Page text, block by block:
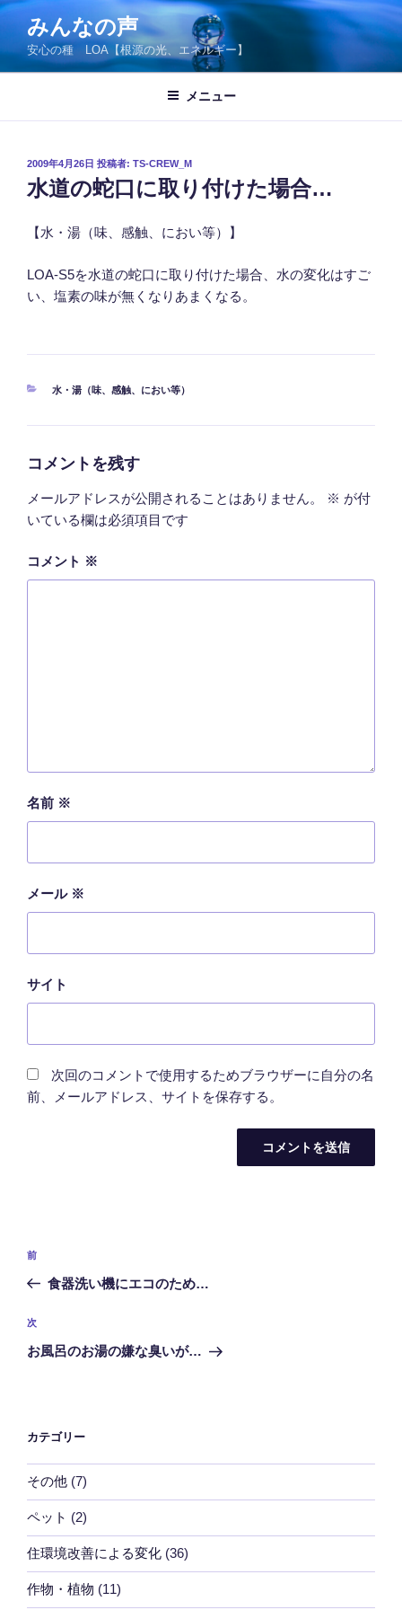
コ
テ
ン
へ
みんなの声
安心の種 LOA【根源の光、エネルギー】
メニュー
投
日:
2009年4月26日 投稿者: TS-CREW_M
水道の蛇口に取り付けた場合…
【水・湯（味、感触、におい等）】
LOA-S5を水道の蛇口に取り付けた場合、水の変化はすご
い、塩素の味が無くなりあまくなる。
カ
水・湯（味、感触、におい等）
コメントを残す
メールアドレスが公開されることはありません。 ※ が付
いている欄は必須項目です
コメント ※
名前 ※
メール ※
サイト
次回のコメントで使用するためブラウザーに自分の名
前、メールアドレス、サイトを保存する。
投
ビ
ゲ
ン
前
の
稿
前
食器洗い機にエコのため…
次
の
次
お風呂のお湯の嫌な臭いが…
カテゴリー
その他 (7)
ペット (2)
住環境改善による変化 (36)
作物・植物 (11)